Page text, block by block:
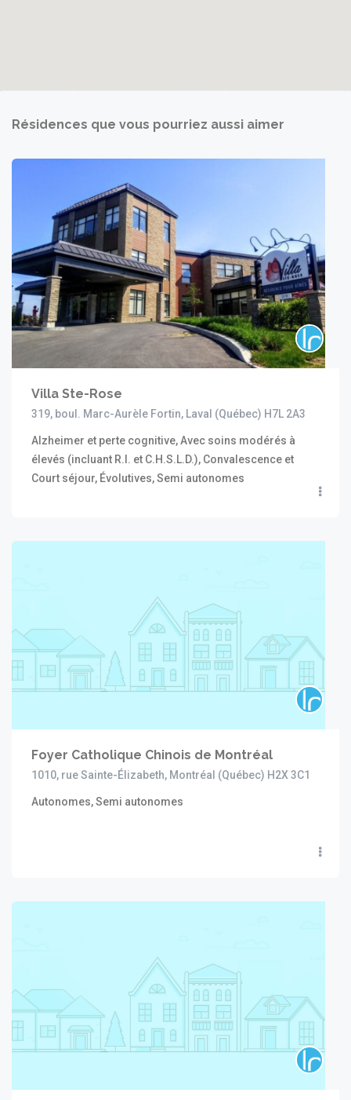
Résidences que vous pourriez aussi aimer
Villa Ste-Rose
319, boul. Marc-Aurèle Fortin, Laval (Québec) H7L 2A3
Alzheimer et perte cognitive, Avec soins modérés à
élevés (incluant R.I. et C.H.S.L.D.), Convalescence et
Court séjour, Évolutives, Semi autonomes
Foyer Catholique Chinois de Montréal
1010, rue Sainte-Élizabeth, Montréal (Québec) H2X 3C1
Autonomes, Semi autonomes